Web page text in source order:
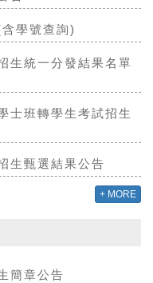
學號查詢)
生統一分發結果名單
士班轉學生考試招生
生甄選結果公告
+ MORE
簡章公告